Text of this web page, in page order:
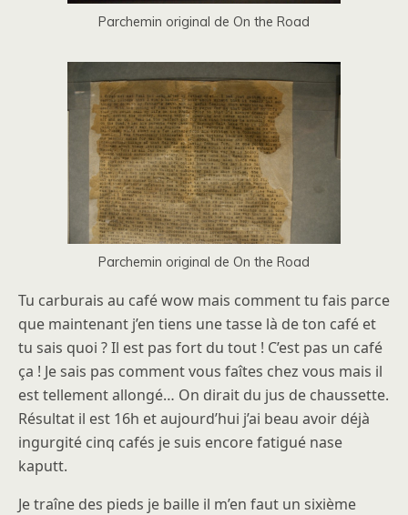
Parchemin original de On the Road
Parchemin original de On the Road
Tu carburais au café wow mais comment tu fais parce
que maintenant j’en tiens une tasse là de ton café et
tu sais quoi ? Il est pas fort du tout ! C’est pas un café
ça ! Je sais pas comment vous faîtes chez vous mais il
est tellement allongé… On dirait du jus de chaussette.
Résultat il est 16h et aujourd’hui j’ai beau avoir déjà
ingurgité cinq cafés je suis encore fatigué nase
kaputt.
Je traîne des pieds je baille il m’en faut un sixième